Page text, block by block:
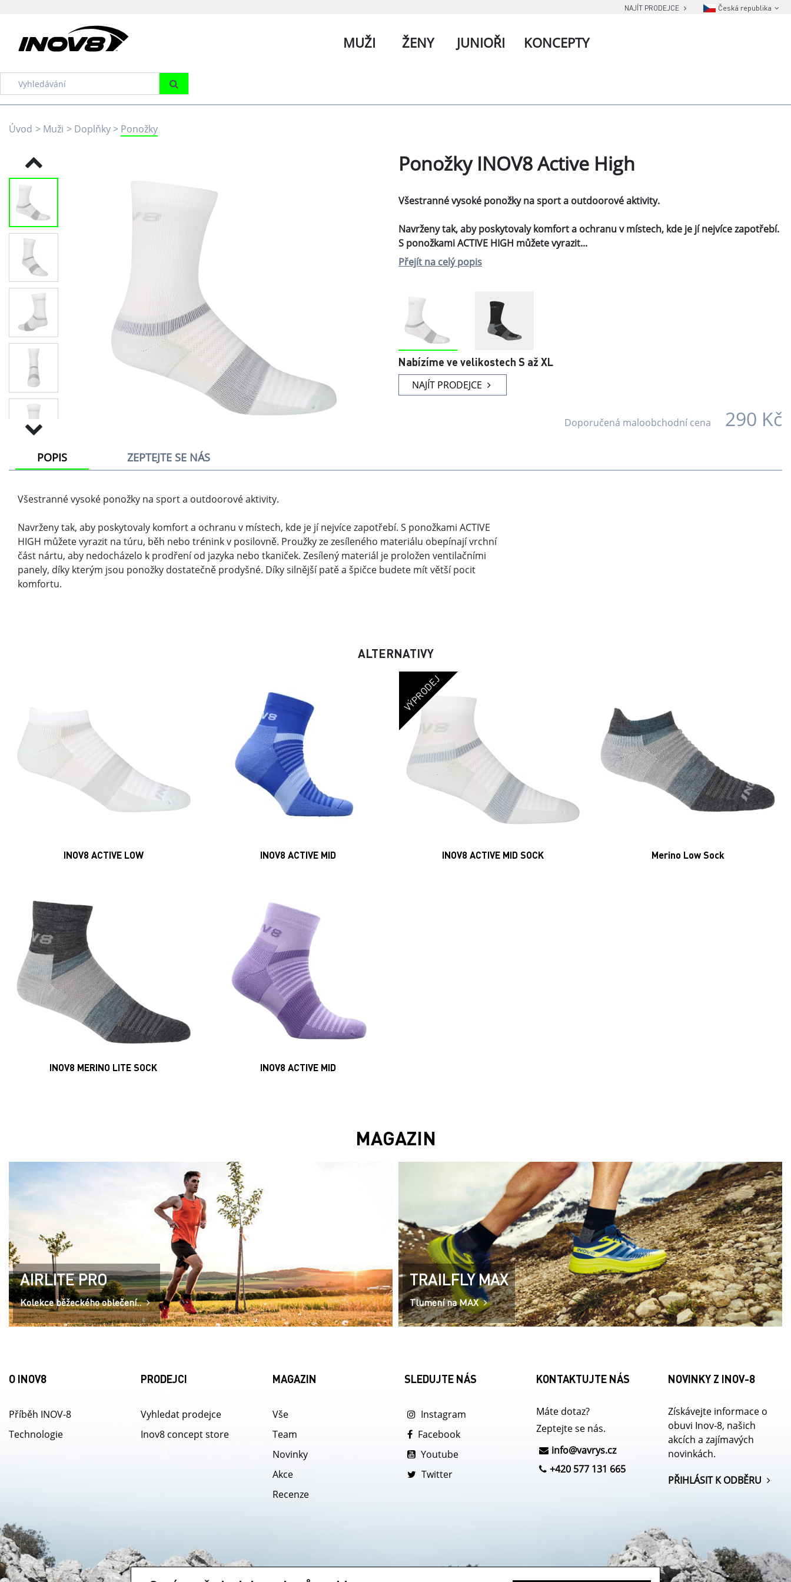
NAJÍT PRODEJCE Česká republika
MUŽI ŽENY JUNIOŘI KONCEPTY
Úvod Muži Doplňky Ponožky
Ponožky INOV8 Active High
Všestranné vysoké ponožky na sport a outdoorové aktivity.
Navrženy tak, aby poskytovaly komfort a ochranu v místech, kde je jí nejvíce zapotřebí.
S ponožkami ACTIVE HIGH můžete vyrazit...
Přejít na celý popis
Nabízíme ve velikostech S až XL
NAJÍT PRODEJCE
Doporučená maloobchodní cena 290 Kč
POPIS ZEPTEJTE SE NÁS
Všestranné vysoké ponožky na sport a outdoorové aktivity.
Navrženy tak, aby poskytovaly komfort a ochranu v místech, kde je jí nejvíce zapotřebí. S ponožkami ACTIVE
HIGH můžete vyrazit na túru, běh nebo trénink v posilovně. Proužky ze zesíleného materiálu obepínají vrchní
část nártu, aby nedocházelo k prodření od jazyka nebo tkaniček. Zesílený materiál je proložen ventilačními
panely, díky kterým jsou ponožky dostatečně prodyšné. Díky silnější patě a špičce budete mít větší pocit
komfortu.
ALTERNATIVY
INOV8 ACTIVE LOW INOV8 ACTIVE MID
VÝPRODEJ
INOV8 ACTIVE MID SOCK Merino Low Sock
INOV8 MERINO LITE SOCK INOV8 ACTIVE MID
MAGAZIN
AIRLITE PRO
Kolekce běžeckého oblečení..
TRAILFLY MAX
Tlumení na MAX
O INOV8
Příběh INOV-8
Technologie
PRODEJCI
Vyhledat prodejce
Inov8 concept store
MAGAZIN
Vše
Team
Novinky
Akce
Recenze
SLEDUJTE NÁS
Instagram
Facebook
Youtube
Twitter
KONTAKTUJTE NÁS
Máte dotaz?
Zeptejte se nás.
info@vavrys.cz
+420 577 131 665
NOVINKY Z INOV-8
Získávejte informace o
obuvi Inov-8, našich
akcích a zajímavých
novinkách.
PŘIHLÁSIT K ODBĚRU